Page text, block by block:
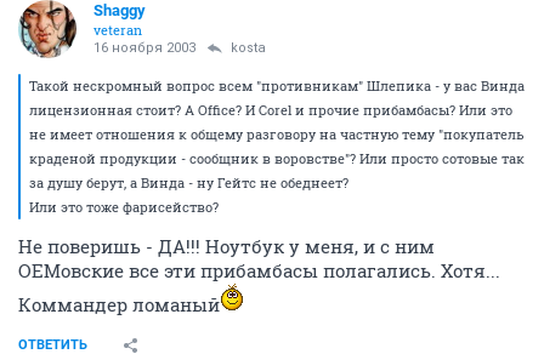
Shaggy
veteran
16 ноября 2003 kosta
Такой нескромный вопрос всем "противникам" Шлепика - у вас Винда
лицензионная стоит? А Office? И Corel и прочие прибамбасы? Или это
не имеет отношения к общему разговору на частную тему "покупатель
краденой продукции - сообщник в воровстве"? Или просто сотовые так
за душу берут, а Винда - ну Гейтс не обеднеет?
Или это тоже фарисейство?
Не поверишь - ДА!!! Ноутбук у меня, и с ним
ОЕМовские все эти прибамбасы полагались. Хотя...
Коммандер ломаный
ОТВЕТИТЬ